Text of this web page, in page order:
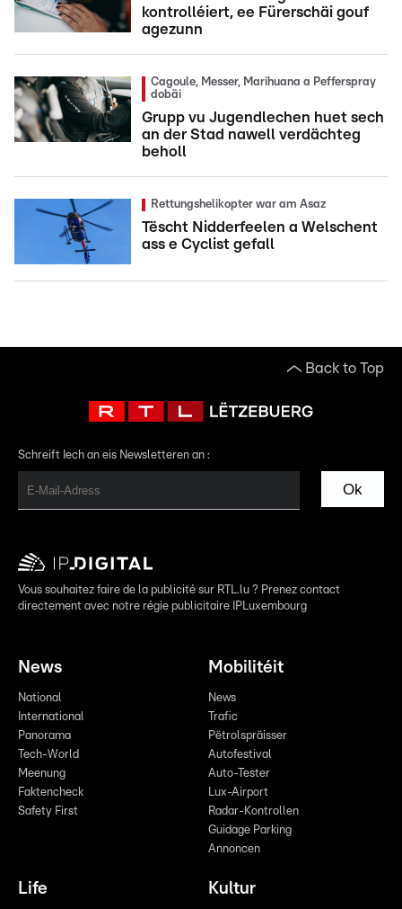
kontrolléiert, ee Fürerschäi gouf
agezunn
Cagoule, Messer, Marihuana a Pefferspray
dobäi
Grupp vu Jugendlechen huet sech
an der Stad nawell verdächteg
beholl
Rettungshelikopter war am Asaz
Tëscht Nidderfeelen a Welschent
ass e Cyclist gefall
Back to Top
Schreift Iech an eis Newsletteren an :
Ok
Vous souhaitez faire de la publicité sur RTL.lu ? Prenez contact
directement avec notre régie publicitaire IPLuxembourg
News
National
International
Panorama
Tech-World
Meenung
Faktencheck
Safety First
Mobilitéit
News
Trafic
Pëtrolspräisser
Autofestival
Auto-Tester
Lux-Airport
Radar-Kontrollen
Guidage Parking
Annoncen
Life Kultur